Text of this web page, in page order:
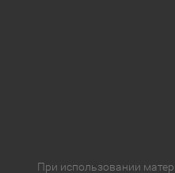
При использовании